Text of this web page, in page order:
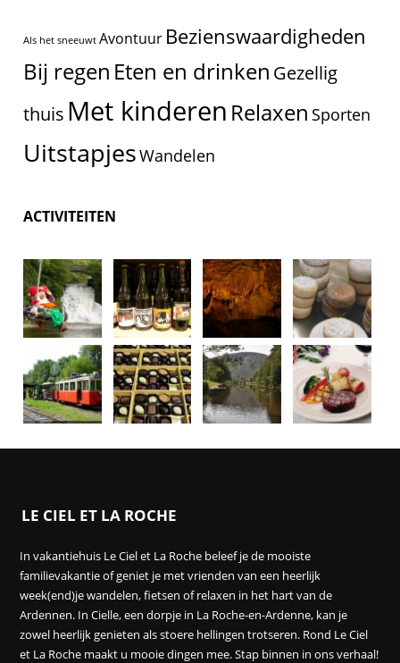
Als het sneeuwt Avontuur Bezienswaardigheden
Bij regen Eten en drinken Gezellig
thuis Met kinderen Relaxen Sporten
UitstapjesWandelen
ACTIVITEITEN
LE CIEL ET LA ROCHE
In vakantiehuis Le Ciel et La Roche beleef je de mooiste
familievakantie of geniet je met vrienden van een heerlijk
week(end)je wandelen, fietsen of relaxen in het hart van de
Ardennen. In Cielle, een dorpje in La Roche-en-Ardenne, kan je
zowel heerlijk genieten als stoere hellingen trotseren. Rond Le Ciel
et La Roche maakt u mooie dingen mee. Stap binnen in ons verhaal!